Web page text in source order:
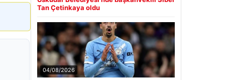
Tan Çetinkaya oldu
04/08/2026